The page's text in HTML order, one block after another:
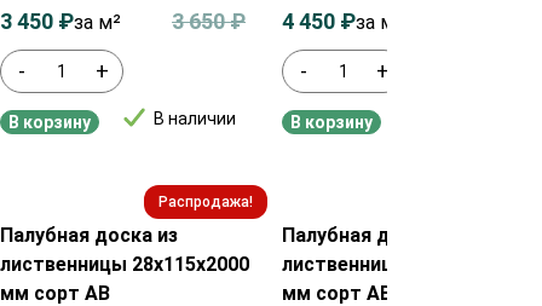
- +
В наличии
3 650₽
3 450 ₽за м²
В корзину
- +
4 450 ₽за м²
В корзину
Распродажа!
Палубная доска из
лиственницы 28х115х2000
мм сорт АВ
Палубная доска из
лиственницы 45х115х2000
мм сорт АВ